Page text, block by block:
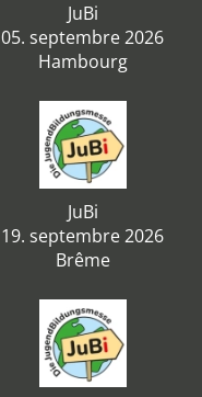
JuBi
05. septembre 2026
Hambourg
JuBi
19. septembre 2026
Brême